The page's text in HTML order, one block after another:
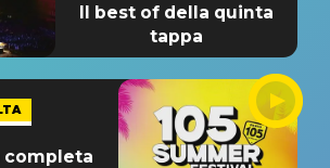
Il best of della quinta
tappa
completa